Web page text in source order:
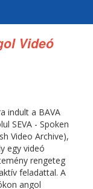
Videó
indult a BAVA
SEVA - Spoken
Video Archive),
egy videó
rengeteg
feladattal. A
angol